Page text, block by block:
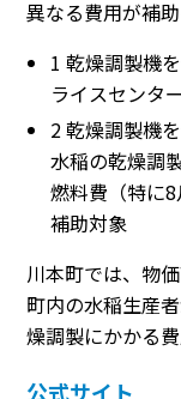
異なる費用が補
1 乾燥調製機
ライスセンタ
2 乾燥調製機
水稲の乾燥調
燃料費（特に
補助対象
川本町では、物
町内の水稲生産
燥調製にかかる
公式サイト